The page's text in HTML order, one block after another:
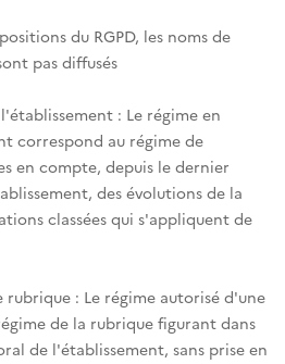
du RGPD, les noms de
pas diffusés
: Le régime en
correspond au régime de
en compte, depuis le dernier
des évolutions de la
classées qui s'appliquent de
rubrique : Le régime autorisé d'une
de la rubrique figurant dans
de l'établissement, sans prise en